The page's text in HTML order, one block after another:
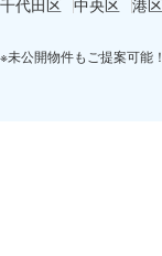
※未公開物件もご提案可能